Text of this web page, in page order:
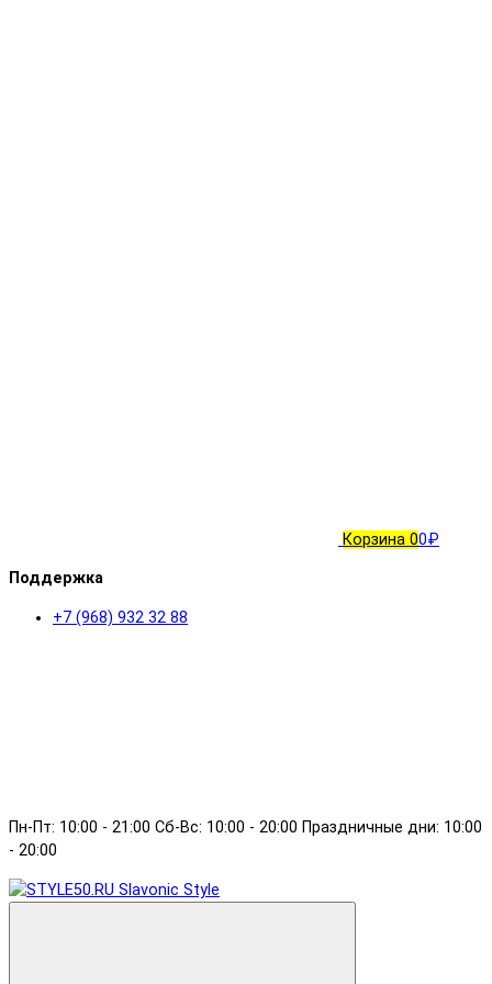
Корзина 00₽
Поддержка
+7 (968) 932 32 88
Пн-Пт: 10:00 - 21:00 Сб-Вс: 10:00 - 20:00 Праздничные дни: 10:00
- 20:00